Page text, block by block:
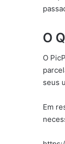
O
O
seus
Em